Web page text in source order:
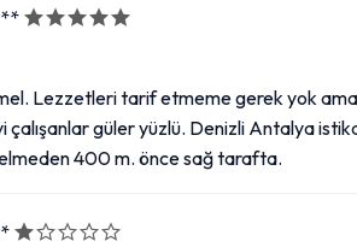
Lezzetleri tarif etmeme gerek yok
çalışanlar güler yüzlü. Denizli Antalya
400 m. önce sağ tarafta.